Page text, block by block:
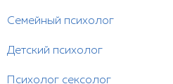
Семейный психолог
Детский психолог
Психолог сексолог